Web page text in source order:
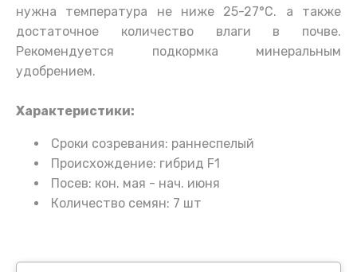
нужна температура не ниже 25-27°С. а также
достаточное количество влаги в почве.
Рекомендуется подкормка минеральным
удобрением.
Характеристики:
Сроки созревания: раннеспелый
Происхождение: гибрид F1
Посев: кон. мая - нач. июня
Количество семян: 7 шт